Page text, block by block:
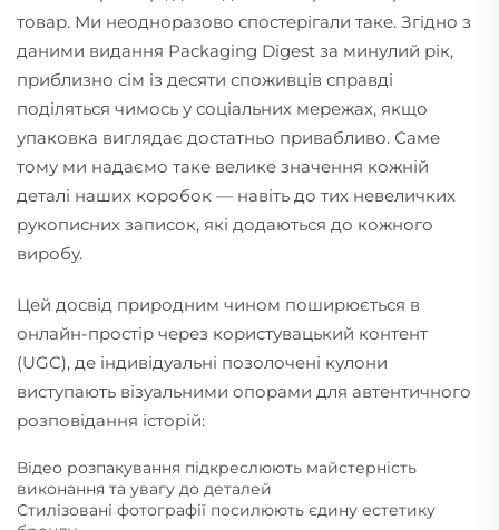
товар. Ми неодноразово спостерігали таке. Згідно з
даними видання Packaging Digest за минулий рік,
приблизно сім із десяти споживців справді
поділяться чимось у соціальних мережах, якщо
упаковка виглядає достатньо привабливо. Саме
тому ми надаємо таке велике значення кожній
деталі наших коробок — навіть до тих невеличких
рукописних записок, які додаються до кожного
виробу.
Цей досвід природним чином поширюється в
онлайн-простір через користувацький контент
(UGC), де індивідуальні позолочені кулони
виступають візуальними опорами для автентичного
розповідання історій:
Відео розпакування підкреслюють майстерність
виконання та увагу до деталей
Стилізовані фотографії посилюють єдину естетику